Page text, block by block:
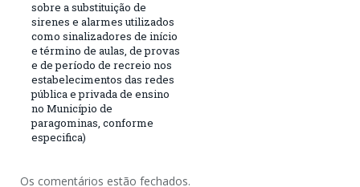
sobre a substituição de
sirenes e alarmes utilizados
como sinalizadores de início
e término de aulas, de provas
e de período de recreio nos
estabelecimentos das redes
pública e privada de ensino
no Município de
paragominas, conforme
especifica)
Os comentários estão fechados.